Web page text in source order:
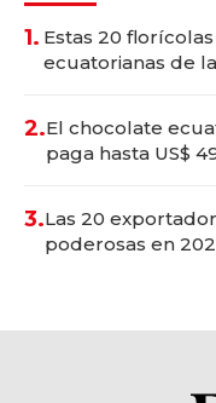
1. Estas 20
ecuatorianas de
2.El chocolate
paga hasta US$
3.Las 20
poderosas en